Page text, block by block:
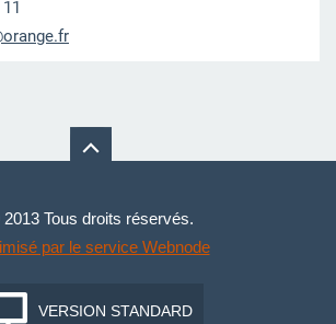
range.fr
Tous droits réservés.
par le service Webnode
VERSION STANDARD